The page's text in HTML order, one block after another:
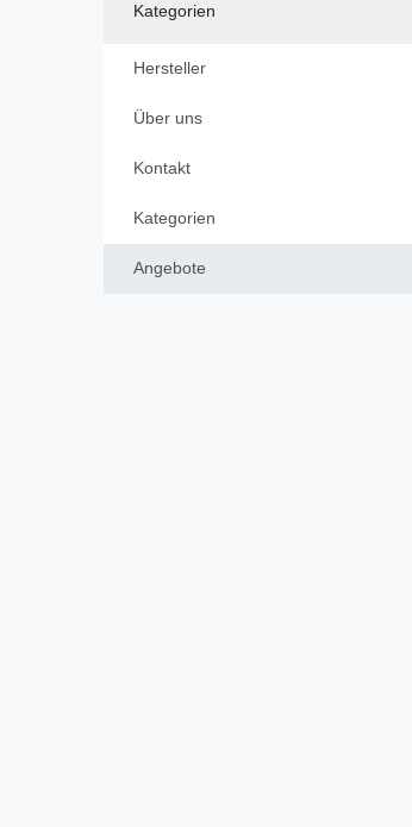
Kategorien
Hersteller
Über uns
Kontakt
Kategorien
Angebote